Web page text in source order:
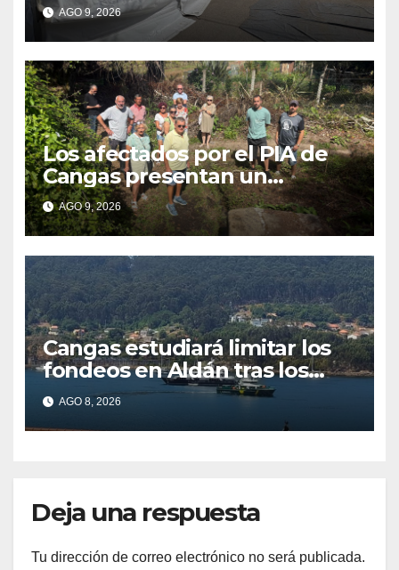
más plurales
AGO 9, 2026
Los afectados por el PIA de
Cangas presentan un
recurso: “Lo vamos a luchar”
AGO 9, 2026
Cangas estudiará limitar los
fondeos en Aldán tras los
últimos episodios de
contaminación en Arneles
AGO 8, 2026
Deja una respuesta
Tu dirección de correo electrónico no será publicada.